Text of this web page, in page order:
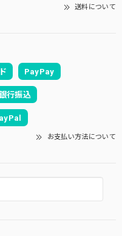
送料について
PayPay
行振込
お支払い方法について